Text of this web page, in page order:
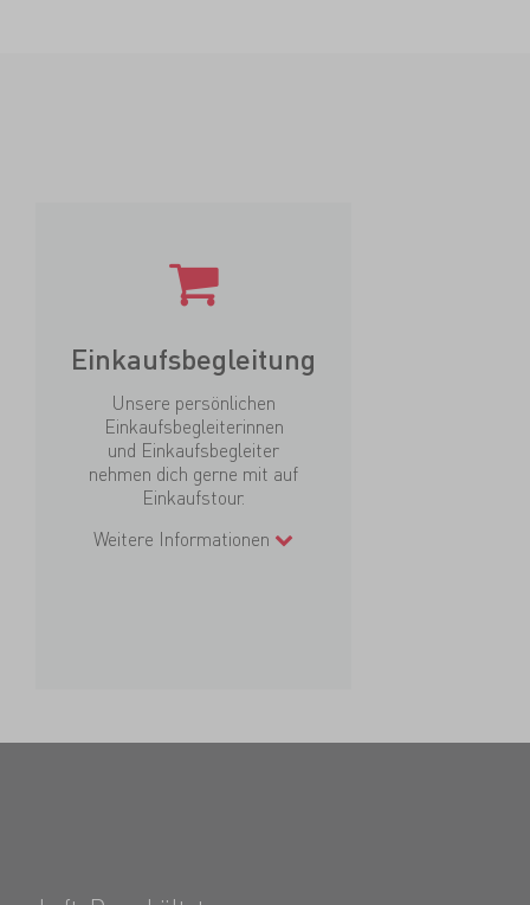
Einkaufsbegleitung
Unsere persönlichen
Einkaufsbegleiterinnen
und Einkaufsbegleiter
nehmen dich gerne mit auf
Einkaufstour.
Weitere Informationen